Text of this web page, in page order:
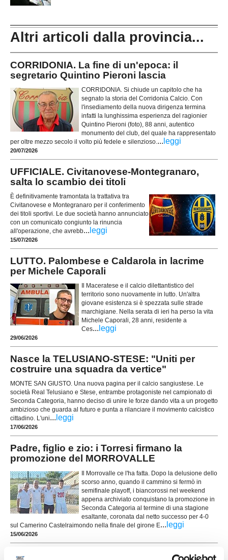
Altri articoli dalla provincia...
CORRIDONIA. La fine di un'epoca: il
segretario Quintino Pieroni lascia
CORRIDONIA. Si chiude un capitolo che ha
segnato la storia del Corridonia Calcio. Con
l'insediamento della nuova dirigenza termina
infatti la lunghissima esperienza del ragionier
Quintino Pieroni (foto), 88 anni, autentico
monumento del club, del quale ha rappresentato
per oltre mezzo secolo il volto più fedele e silenzioso.... leggi
20/07/2026
UFFICIALE. Civitanovese-Montegranaro,
salta lo scambio dei titoli
È definitivamente tramontata la trattativa tra
Civitanovese e Montegranaro per il conferimento
dei titoli sportivi. Le due società hanno annunciato
con un comunicato congiunto la rinuncia
all'operazione, che avrebb... leggi
15/07/2026
LUTTO. Palombese e Caldarola in lacrime
per Michele Caporali
Il Maceratese e il calcio dilettantistico del
territorio sono nuovamente in lutto. Un'altra
giovane esistenza si è spezzata sulle strade
marchigiane. Nella serata di ieri ha perso la vita
Michele Caporali, 28 anni, residente a
Ces... leggi
29/06/2026
Nasce la TELUSIANO-STESE: "Uniti per
costruire una squadra da vertice"
MONTE SAN GIUSTO. Una nuova pagina per il calcio sangiustese. Le
società Real Telusiano e Stese, entrambe protagoniste nel campionato di
Seconda Categoria, hanno deciso di unire le forze dando vita a un progetto
ambizioso che guarda al futuro e punta a rilanciare il movimento calcistico
cittadino. L'uni... leggi
17/06/2026
Padre, figlio e zio: i Torresi firmano la
promozione del MORROVALLE
Il Morrovalle ce l'ha fatta. Dopo la delusione dello
scorso anno, quando il cammino si fermò in
semifinale playoff, i biancorossi nel weekend
appena archiviato conquistano la promozione in
Seconda Categoria al termine di una stagione
esaltante, coronata dal netto successo per 4-0
sul Camerino Castelraimondo nella finale del girone E... leggi
15/06/2026
Tragedia infinita: due incidenti sconvolgono